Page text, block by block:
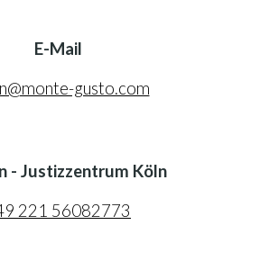
E-Mail
gusto.com
- Justizzentrum Köln
221 56082773